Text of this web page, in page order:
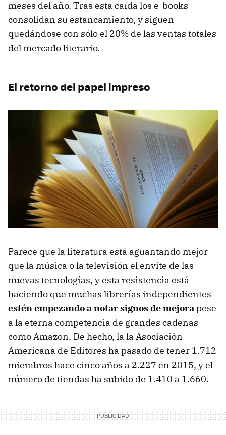
meses del año. Tras esta caída los e-books
consolidan su estancamiento, y siguen
quedándose con sólo el 20% de las ventas totales
del mercado literario.
El retorno del papel impreso
Parece que la literatura está aguantando mejor
que la música o la televisión el envite de las
nuevas tecnologías, y esta resistencia está
haciendo que muchas librerías independientes
estén empezando a notar signos de mejorapese
a la eterna competencia de grandes cadenas
como Amazon. De hecho, la la Asociación
Americana de Editores ha pasado de tener 1.712
miembros hace cinco años a 2.227 en 2015, y el
número de tiendas ha subido de 1.410 a 1.660.